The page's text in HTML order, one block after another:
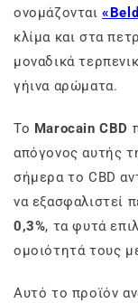
ονομάζονται
κλίμα και στα
μοναδικά
γήινα αρώματα.
Το Marocain CBD
απόγονος αυτής
σήμερα το CBD
να εξασφαλιστεί
0,3%, τα φυτά
ομοιότητά τους
Αυτό το προϊόν